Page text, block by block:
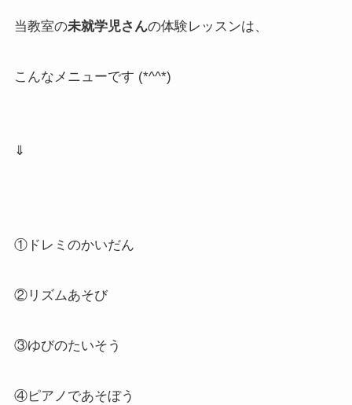
当教室の未就学児さんの体験レッスンは、
こんなメニューです (*^^*)
⇓
①ドレミのかいだん
②リズムあそび
③ゆびのたいそう
④ピアノであそぼう